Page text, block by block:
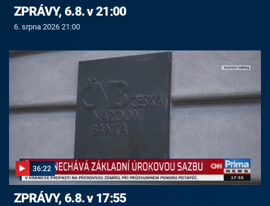
ZPRÁVY, 6.8. v 21:00
6. srpna 2026 21:00
36:22
ZPRÁVY, 6.8. v 17:55